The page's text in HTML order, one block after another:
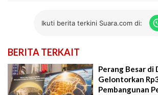
Ikuti berita terkini Suara.com di:
BERITA TERKAIT
Perang Besar di
Gelontorkan
Pembangunan